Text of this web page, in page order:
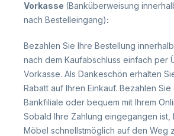
Vorkasse (Banküberweisung
nach Bestelleingang):
Bezahlen Sie Ihre Bestellung
nach dem Kaufabschluss einfach per
Vorkasse. Als Dankeschön erhalten
Rabatt auf Ihren Einkauf. Bezahlen
Bankfiliale oder bequem mit Ihrem
Sobald Ihre Zahlung eingegangen ist,
Möbel schnellstmöglich auf den Weg